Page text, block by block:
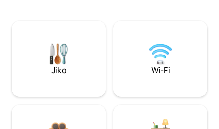
Jiko Wi-Fi